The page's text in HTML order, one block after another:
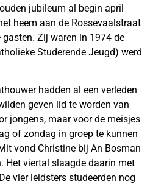
jubileum al begin april
heem aan de Rossevaalstraat
Zij waren in 1974 de
Studerende Jeugd) werd
hadden al een verleden
geven lid te worden van
jongens, maar voor de meisjes
of zondag in groep te kunnen
vond Christine bij An Bosman
Het viertal slaagde daarin met
vier leidsters studeerden nog